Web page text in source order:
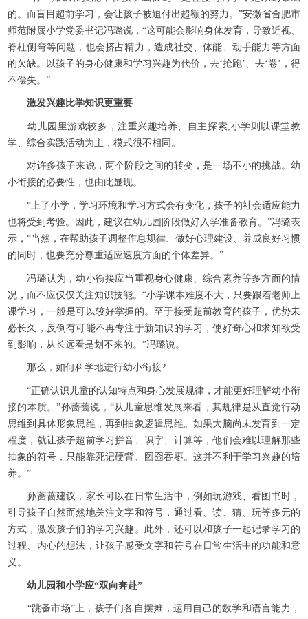
的。而盲目超前学习，会让孩子被迫付出超额的努力。”安徽省合肥市
师范附属小学党委书记冯璐说，“这可能会影响身体发育，导致近视、
脊柱侧弯等问题，也会挤占精力，造成社交、体能、动手能力等方面
的欠缺。以孩子的身心健康和学习兴趣为代价，去‘抢跑’、去‘卷’，得
不偿失。”
激发兴趣比学知识更重要
幼儿园里游戏较多，注重兴趣培养、自主探索;小学则以课堂教
学、综合实践活动为主，模式很不相同。
对许多孩子来说，两个阶段之间的转变，是一场不小的挑战。幼
小衔接的必要性，也由此显现。
“上了小学，学习环境和学习方式会有变化，孩子的社会适应能力
也将受到考验。因此，建议在幼儿园阶段做好入学准备教育。”冯璐表
示，“当然，在帮助孩子调整作息规律、做好心理建设、养成良好习惯
的同时，也要充分尊重适应速度方面的个体差异。”
冯璐认为，幼小衔接应当重视身心健康、综合素养等多方面的情
况，而不应仅仅关注知识技能。“小学课本难度不大，只要跟着老师上
课学习，一般是可以较好掌握的。至于接受超前教育的孩子，优势未
必长久，反倒有可能不再专注于新知识的学习，使好奇心和求知欲受
到影响，从长远看是划不来的。”冯璐说。
那么，如何科学地进行幼小衔接?
“正确认识儿童的认知特点和身心发展规律，才能更好理解幼小衔
接的本质。”孙蔷蔷说，“从儿童思维发展来看，其规律是从直觉行动
思维到具体形象思维，再到抽象逻辑思维。如果大脑尚未发育到一定
程度，就让孩子超前学习拼音、识字、计算等，他们会难以理解那些
抽象的符号，只能靠死记硬背、囫囵吞枣。这并不利于学习兴趣的培
养。”
孙蔷蔷建议，家长可以在日常生活中，例如玩游戏、看图书时，
引导孩子自然而然地关注文字和符号，通过看、读、猜、玩等多元的
方式，激发孩子们的学习兴趣。此外，还可以和孩子一起记录学习的
过程、内心的想法，让孩子感受文字和符号在日常生活中的功能和意
义。
幼儿园和小学应“双向奔赴”
“跳蚤市场”上，孩子们各自摆摊，运用自己的数学和语言能力，